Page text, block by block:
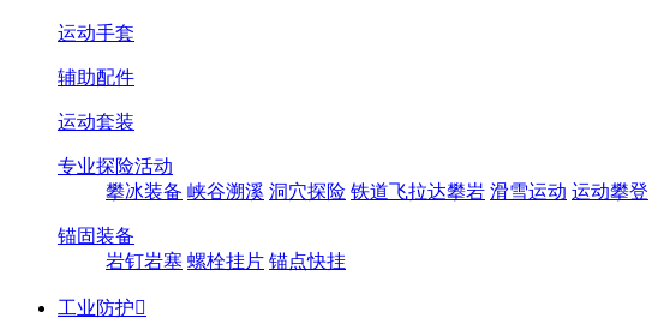
运动手套
辅助配件
运动套装
专业探险活动
攀冰装备 峡谷溯溪 洞穴探险 铁道飞拉达攀岩 滑雪运动 运动攀登
锚固装备
岩钉岩塞 螺栓挂片 锚点快挂
工业防护